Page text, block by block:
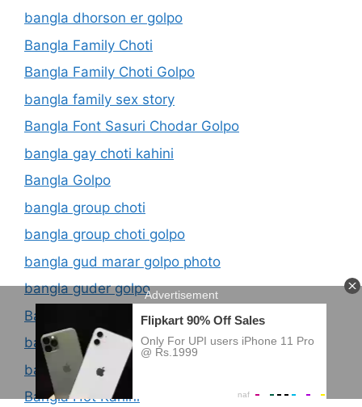
bangla dhorson er golpo
Bangla Family Choti
Bangla Family Choti Golpo
bangla family sex story
Bangla Font Sasuri Chodar Golpo
bangla gay choti kahini
Bangla Golpo
bangla group choti
bangla group choti golpo
bangla gud marar golpo photo
bangla guder golpo
Bangla Hot Choti
bangla hot choti golpo
bangla hot golpo
Bangla Hot Kahini